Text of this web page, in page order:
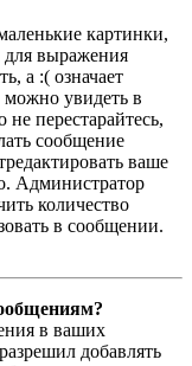
картинки,
для выражения
а :( означает
увидеть в
перестарайтесь,
сообщение
ваше
Администратор
количество
в сообщении.
в ваших
добавлять